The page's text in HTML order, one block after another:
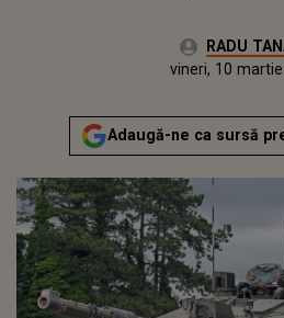
Autor:RADU
Actualizat:
vineri, 10
Adaugă-ne ca sursă